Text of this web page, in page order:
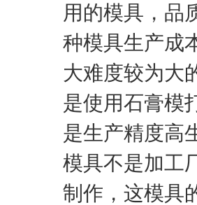
用的模具，品
种模具生产成
大难度较为大
是使用石膏模
是生产精度高
模具不是加工
制作，这模具